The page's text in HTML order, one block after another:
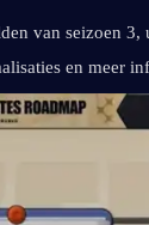
van seizoen 3,
en meer